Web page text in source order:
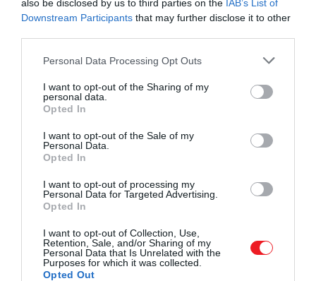
also be disclosed by us to third parties on the IAB’s List of
Downstream Participants that may further disclose it to other
Please note that this website/app uses one or more Google
not limited to your visit or usage behaviour. You may click to
grant or deny consent to Google and its third-party tags to
use your data for below specified purposes in below Google
consent section.
Personal Data Processing Opt Outs
I want to opt-out of the Sharing of my
personal data.
Opted In
I want to opt-out of the Sale of my
Personal Data.
Opted In
I want to opt-out of processing my
Personal Data for Targeted Advertising.
Opted In
I want to opt-out of Collection, Use,
Retention, Sale, and/or Sharing of my
Personal Data that Is Unrelated with the
Purposes for which it was collected.
Opted Out
A tó vöröses árnyalatát egy bizonyos
cianobaktérium nevezetű baktérium okozza. A
vízben emellett néhány sókedvelő
mikroorganizmus is éldegél, ami kifejezetten
mikroorganizmussal táplálkozik egyébként a
flamingó – rajta kívül azonban gyakorlatilag minden
Ha mégis a közelbe merészkednének, a tó vize kővé
ugyanis egy vastag nátrium-karbonátos réteg
képződik, ami kinézetre hasonlít a kövekhez.
A fotósNick Brandtlátványos képeket készített az
itt talált, kővé dermedt állatokról – a fotók azAcross
the Ravaged Land